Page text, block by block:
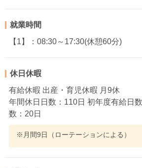
就業時間
【1】：08:30～17:30(休憩60分)
休日休暇
有給休暇 出産・育児休暇 月9休
年間休日日数：110日 初年度有給日
数：20日
※月間9日（ローテーションによる）